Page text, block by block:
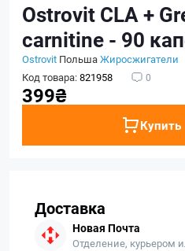
Ostrovit CLA +
carnitine - 90
Ostrovit ПольшаЖиросжигатели
Код товара:821958 0
399₴
Купить
Доставка
Новая Почта
Отделение, курьером